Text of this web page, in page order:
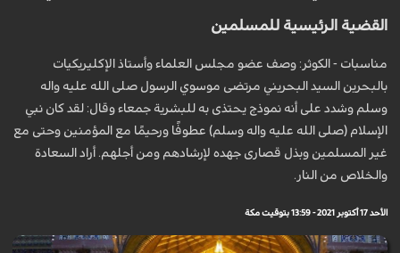
القضية الرئيسية للمسلمين
مناسبات - الكوثر: وصف عضو مجلس العلماء وأستاذ الإكليريكيات
بالبحرين السيد البحريني مرتضى موسوي الرسول صلى الله عليه واله
وسلم وشدد على أنه نموذج يحتذى به للبشرية جمعاء وقال: لقد كان نبي
الإسلام (صلى الله عليه واله وسلم) عطوفًا ورحيمًا مع المؤمنين وحتى مع
غير المسلمين وبذل قصارى جهده لإرشادهم ومن أجلهم. أراد السعادة
والخلاص من النار.
الأحد 17 أكتوبر 2021 - 13:59 بتوقيت مكة